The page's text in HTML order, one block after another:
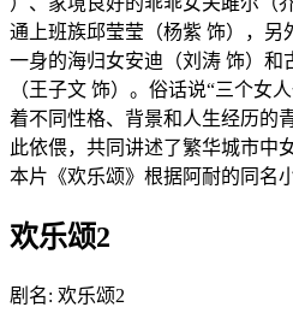
通上班族邱莹莹（杨紫 饰），另
一身的海归女安迪（刘涛 饰）和
（王子文 饰）。俗话说“三个女
着不同性格、背景和人生经历的
此依偎，共同讲述了繁华城市
本片《欢乐颂》根据阿耐的同名
欢乐颂2
剧名: 欢乐颂2